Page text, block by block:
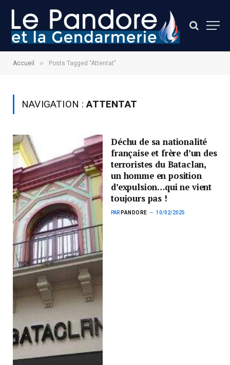
Accueil » Posts Tagged "Attentat"
NAVIGATION :ATTENTAT
Déchu de sa nationalité
française et frère d’un des
terroristes du Bataclan,
un homme en position
d’expulsion…qui ne vient
toujours pas !
PAR PANDORE 10/02/2025